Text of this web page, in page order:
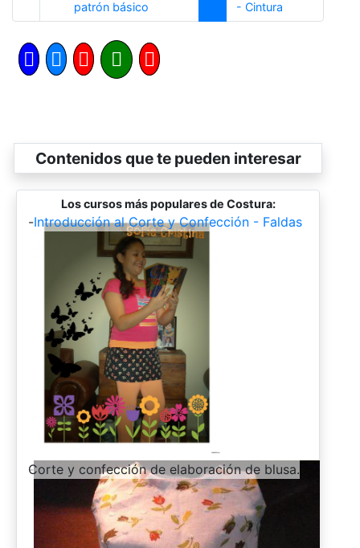
patrón básico
- Cintura
Contenidos que te pueden interesar
Los cursos más populares de Costura:
-Introducción al Corte y Confección - Faldas
-
Corte y confección de elaboración de blusa.